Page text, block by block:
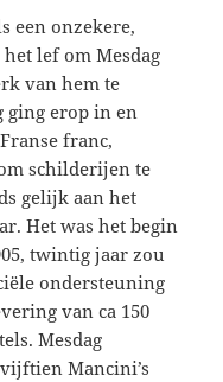
een onzekere,
lef om Mesdag
van hem te
ging erop in en
franc,
schilderijen te
gelijk aan het
Het was het begin
twintig jaar zou
ondersteuning
van ca 150
Mesdag
Mancini’s